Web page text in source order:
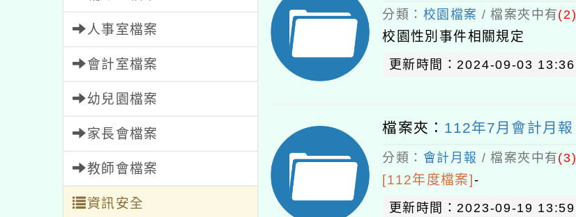
人事室檔案
會計室檔案
幼兒園檔案
家長會檔案
教師會檔案
資訊安全
分類： 校園檔案 / 檔案夾中有(2)
校園性別事件相關規定
更新時間：2024-09-03 13:36
檔案夾： 112年7月會計月報
分類： 會計月報 / 檔案夾中有(3)
[112年度檔案]-
更新時間：2023-09-19 13:59